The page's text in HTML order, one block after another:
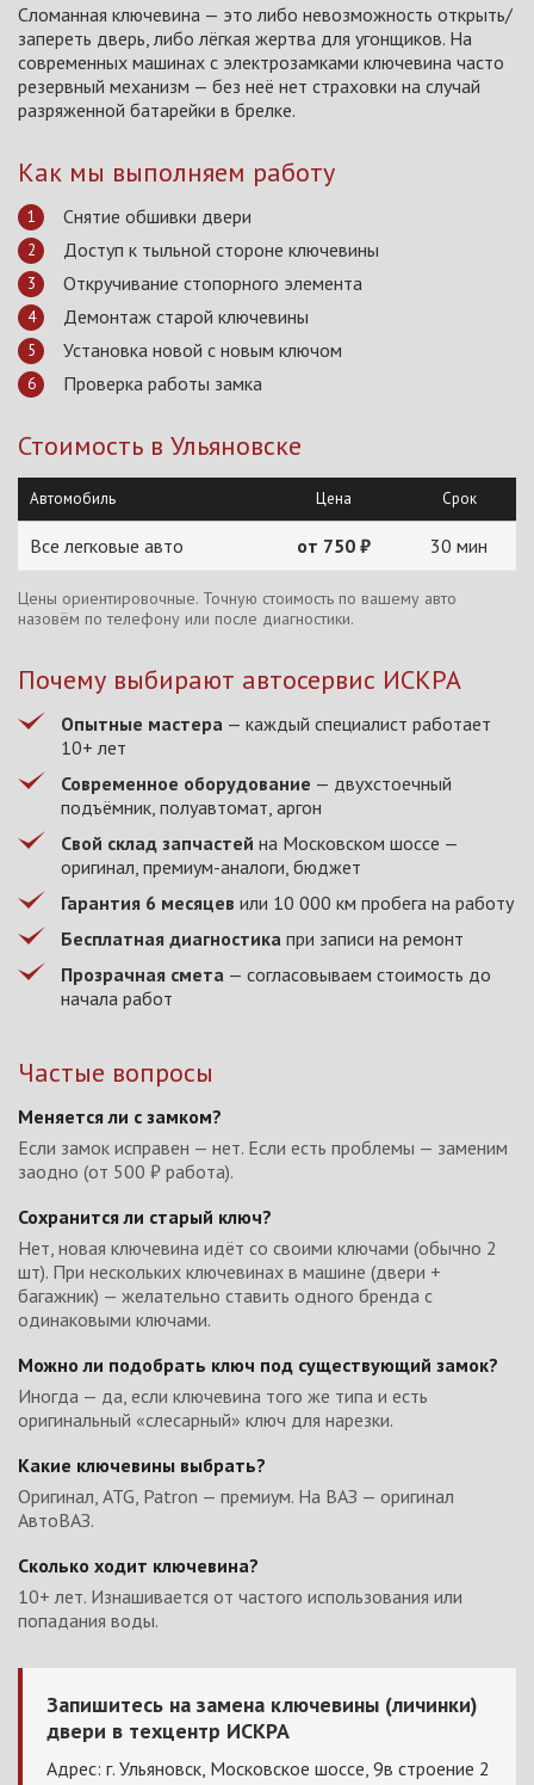
Сломанная ключевина — это либо невозможность открыть/
запереть дверь, либо лёгкая жертва для угонщиков. На
современных машинах с электрозамками ключевина часто
резервный механизм — без неё нет страховки на случай
разряженной батарейки в брелке.
Как мы выполняем работу
Снятие обшивки двери
Доступ к тыльной стороне ключевины
Откручивание стопорного элемента
Демонтаж старой ключевины
Установка новой с новым ключом
Проверка работы замка
Стоимость в Ульяновске
Автомобиль Цена Срок
Все легковые авто от 750 ₽ 30 мин
Цены ориентировочные. Точную стоимость по вашему авто
назовём по телефону или после диагностики.
Почему выбирают автосервис ИСКРА
Опытные мастера — каждый специалист работает
10+ лет
Современное оборудование — двухстоечный
подъёмник, полуавтомат, аргон
Свой склад запчастей на Московском шоссе —
оригинал, премиум-аналоги, бюджет
Гарантия 6 месяцев или 10 000 км пробега на работу
Бесплатная диагностика при записи на ремонт
Прозрачная смета — согласовываем стоимость до
начала работ
Частые вопросы
Меняется ли с замком?
Если замок исправен — нет. Если есть проблемы — заменим
заодно (от 500 ₽ работа).
Сохранится ли старый ключ?
Нет, новая ключевина идёт со своими ключами (обычно 2
шт). При нескольких ключевинах в машине (двери +
багажник) — желательно ставить одного бренда с
одинаковыми ключами.
Можно ли подобрать ключ под существующий замок?
Иногда — да, если ключевина того же типа и есть
оригинальный «слесарный» ключ для нарезки.
Какие ключевины выбрать?
Оригинал, ATG, Patron — премиум. На ВАЗ — оригинал
АвтоВАЗ.
Сколько ходит ключевина?
10+ лет. Изнашивается от частого использования или
попадания воды.
Запишитесь на замена ключевины (личинки)
двери в техцентр ИСКРА
Адрес: г. Ульяновск, Московское шоссе, 9в строение 2